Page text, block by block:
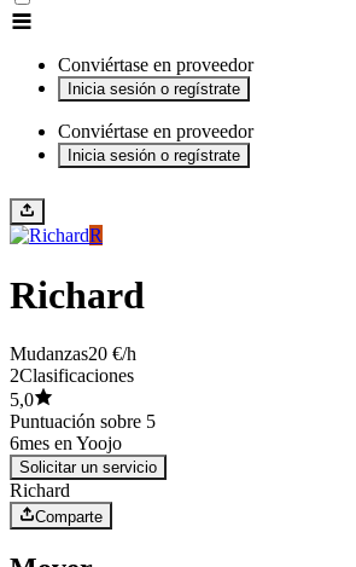
Conviértase en proveedor
Inicia sesión o regístrate
Conviértase en proveedor
Inicia sesión o regístrate
R
Richard
Mudanzas20 €/h
2Clasificaciones
5,0
Puntuación sobre 5
6mes en Yoojo
Solicitar un servicio
Richard
Comparte